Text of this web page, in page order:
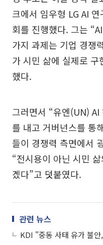
크에서 임우형 LG AI
회를 진행했다. 그는
가지 과제는 기업 경쟁
가 시민 삶에 실제로
했다.
그러면서 “유엔(UN)
를 내고 거버넌스를 통
들이 경쟁력 측면에서
“전시용이 아닌 시민
겠다”고 덧붙였다.
관련 뉴스